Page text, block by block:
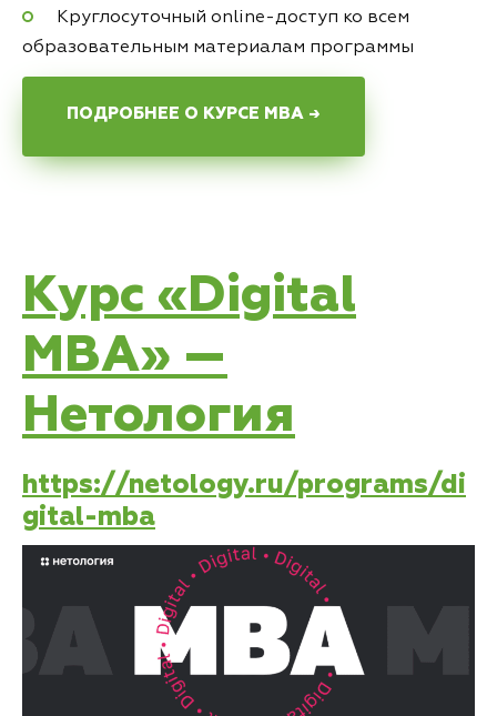
Круглосуточный online-доступ ко всем
образовательным материалам программы
ПОДРОБНЕЕ О КУРСЕ MBA →
Курс «Digital
MBA» —
Нетология
https://netology.ru/programs/di
gital-mba